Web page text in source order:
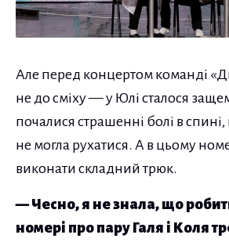
Але перед концертом команді
не до сміху — у Юлі сталося
почалися страшенні болі в
не могла рухатися. А в цьому
виконати складний трюк.
— Чесно, я не знала, що
номері про пару Галя і Коля